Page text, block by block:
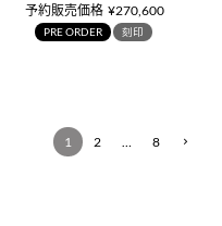
予約販売価格 ¥270,600
PRE ORDER 刻印
1 2 … 8